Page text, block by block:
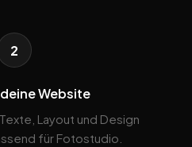
2
Website
Layout und Design
für Fotostudio.